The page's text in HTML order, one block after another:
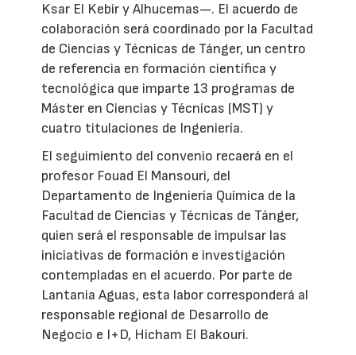
Ksar El Kebir y Alhucemas—. El acuerdo de
colaboración será coordinado por la Facultad
de Ciencias y Técnicas de Tánger, un centro
de referencia en formación científica y
tecnológica que imparte 13 programas de
Máster en Ciencias y Técnicas (MST) y
cuatro titulaciones de Ingeniería.
El seguimiento del convenio recaerá en el
profesor Fouad El Mansouri, del
Departamento de Ingeniería Química de la
Facultad de Ciencias y Técnicas de Tánger,
quien será el responsable de impulsar las
iniciativas de formación e investigación
contempladas en el acuerdo. Por parte de
Lantania Aguas, esta labor corresponderá al
responsable regional de Desarrollo de
Negocio e I+D, Hicham El Bakouri.